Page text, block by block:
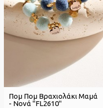
Πομ Πομ Βραχιολάκι Μαμά
- Νονά "FL2610"